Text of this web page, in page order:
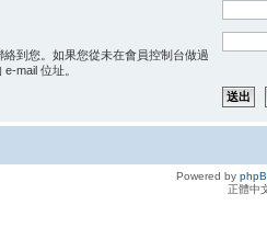
到您。如果您從未在會員控制台做過
mail 位址。
Powered by
正體中